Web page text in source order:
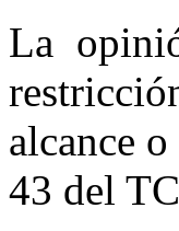
La
alcance
43 del